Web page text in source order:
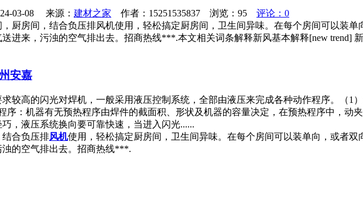
03-08 来源： 建材之家 作者：15251535837 浏览： 95
评论：0
厨房间，结合负压排风机使用，轻松搞定厨房间，卫生间异味。在每个房间可以装
进来，污浊的空气排出去。招商热线***.本文相关词条解释新风基本解释[new trend]
安嘉
较高的闪光对焊机，一般采用液压控制系统，全部由液压来完成各种动作程序。（1
序：机器有无预热程序由焊件的截面积、形状及机器的容量决定，在预热程序中，动
，液压系统换向要可靠快速，当进入闪光......
结合负压排风机使用，轻松搞定厨房间，卫生间异味。在每个房间可以装单向，或者
的空气排出去。招商热线***.